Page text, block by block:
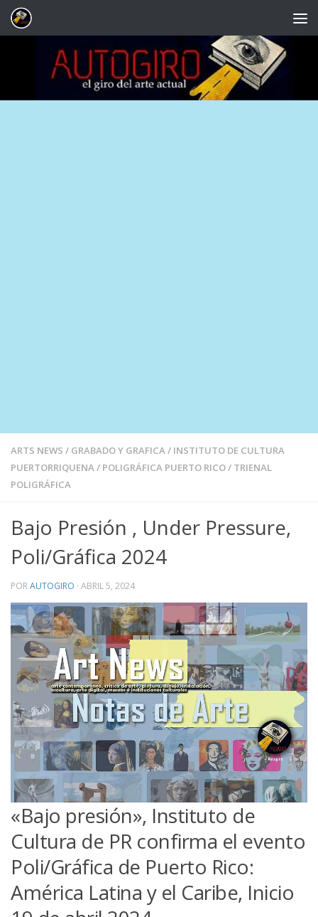
Saltar al contenido
ARTS NEWS / GRABADO Y GRAFICA/ INSTITUTO DE CULTURA
PUERTORRIQUENA/ POLIGRÁFICA PUERTO RICO/ TRIENAL
POLIGRÁFICA
Bajo Presión , Under Pressure,
Poli/Gráfica 2024
PORAUTOGIRO · ABRIL 5, 2024
«Bajo presión», Instituto de
Cultura de PR confirma el evento
Poli/Gráfica de Puerto Rico:
América Latina y el Caribe, Inicio